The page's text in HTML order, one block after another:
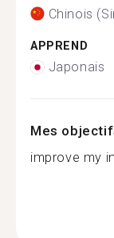
Chinois
APPREND
Japonais
Mes
improve my